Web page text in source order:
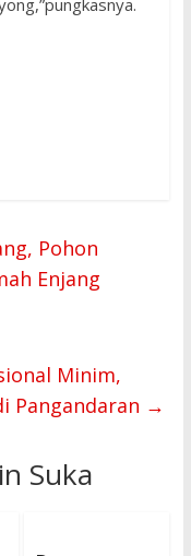
Pohon
Enjang
Minim,
Pangandaran →
Suka